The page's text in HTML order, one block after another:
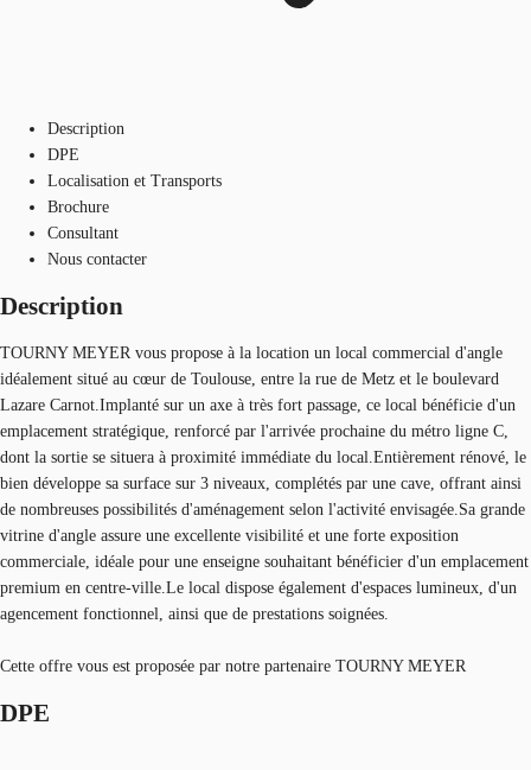
Description
DPE
Localisation et Transports
Brochure
Consultant
Nous contacter
Description
TOURNY MEYER vous propose à la location un local commercial d'angle
idéalement situé au cœur de Toulouse, entre la rue de Metz et le boulevard
Lazare Carnot.Implanté sur un axe à très fort passage, ce local bénéficie d'un
emplacement stratégique, renforcé par l'arrivée prochaine du métro ligne C,
dont la sortie se situera à proximité immédiate du local.Entièrement rénové, le
bien développe sa surface sur 3 niveaux, complétés par une cave, offrant ainsi
de nombreuses possibilités d'aménagement selon l'activité envisagée.Sa grande
vitrine d'angle assure une excellente visibilité et une forte exposition
commerciale, idéale pour une enseigne souhaitant bénéficier d'un emplacement
premium en centre-ville.Le local dispose également d'espaces lumineux, d'un
agencement fonctionnel, ainsi que de prestations soignées.
Cette offre vous est proposée par notre partenaire TOURNY MEYER
DPE